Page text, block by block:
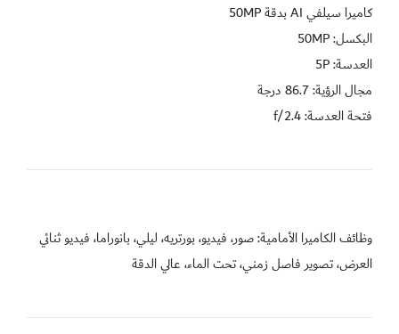
مجال الرؤية: 86.7 درجة
فتحة العدسة: f/2.4
وظائف الكاميرا الأمامية: صور، فيديو، بورتريه، ليلي، بانوراما، فيديو ثنائي
العرض، تصوير فاصل زمني، تحت الماء، عالي الدقة